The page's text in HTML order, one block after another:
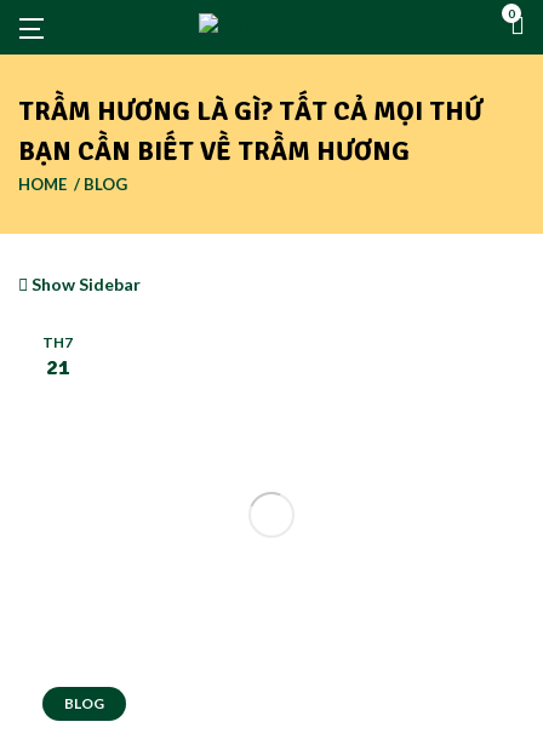
0
TRẦM HƯƠNG LÀ GÌ? TẤT CẢ MỌI THỨ
BẠN CẦN BIẾT VỀ TRẦM HƯƠNG
HOME BLOG
Show Sidebar
BLOG
TH7
21